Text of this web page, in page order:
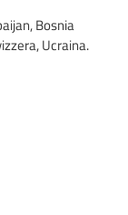
Bosnia
Ucraina.